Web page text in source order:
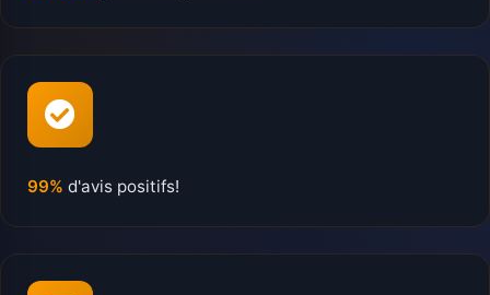
99% d'avis positifs!